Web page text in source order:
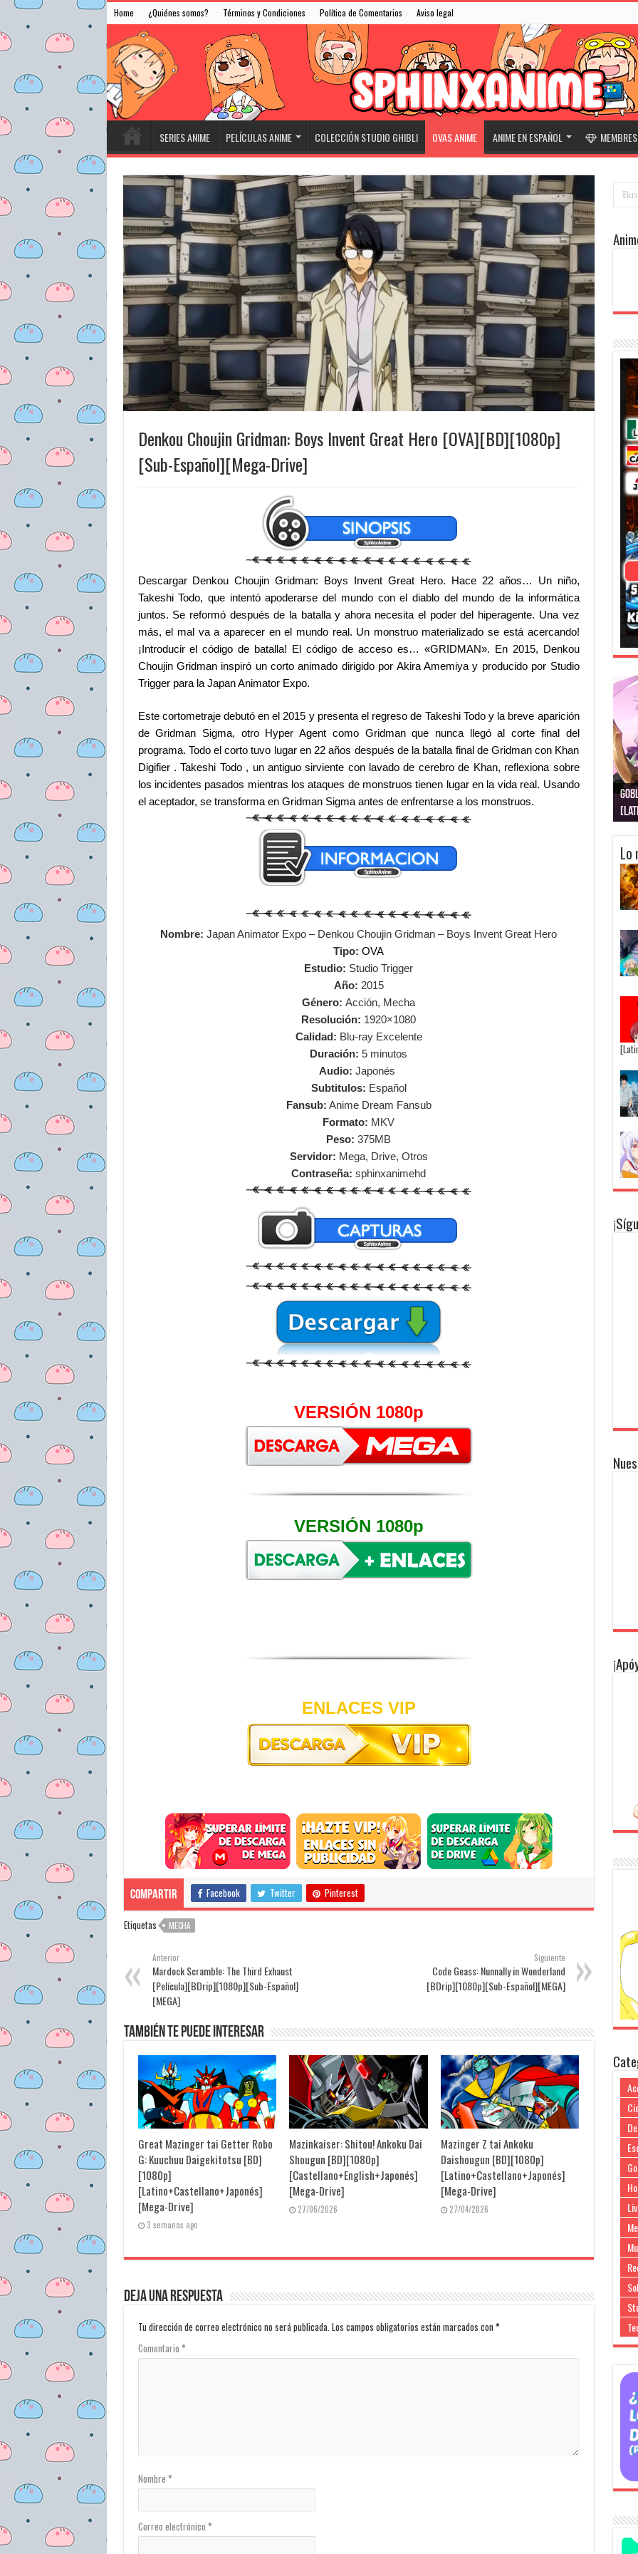
Home ¿Quiénes somos? Términos y Condiciones Política de Comentarios Aviso legal
SERIES ANIME PELÍCULAS ANIME COLECCIÓN STUDIO GHIBLI OVAS ANIME ANIME EN ESPAÑOL
Denkou Choujin Gridman: Boys Invent Great Hero [OVA][BD][1080p]
[Sub-Español][Mega-Drive]
Descargar Denkou Choujin Gridman: Boys Invent Great Hero. Hace 22 años… Un niño,
Takeshi Todo, que intentó apoderarse del mundo con el diablo del mundo de la informática
juntos. Se reformó después de la batalla y ahora necesita el poder del hiperagente. Una vez
más, el mal va a aparecer en el mundo real. Un monstruo materializado se está acercando!
¡Introducir el código de batalla! El código de acceso es… «GRIDMAN». En 2015, Denkou
Choujin Gridman inspiró un corto animado dirigido por Akira Amemiya y producido por Studio
Trigger para la Japan Animator Expo.
Este cortometraje debutó en el 2015 y presenta el regreso de Takeshi Todo y la breve aparición
de Gridman Sigma, otro Hyper Agent como Gridman que nunca llegó al corte final del
programa. Todo el corto tuvo lugar en 22 años después de la batalla final de Gridman con Khan
Digifier . Takeshi Todo , un antiguo sirviente con lavado de cerebro de Khan, reflexiona sobre
los incidentes pasados ​​mientras los ataques de monstruos tienen lugar en la vida real. Usando
el aceptador, se transforma en Gridman Sigma antes de enfrentarse a los monstruos.
Nombre: Japan Animator Expo – Denkou Choujin Gridman – Boys Invent Great Hero
Tipo: OVA
Estudio: Studio Trigger
Año: 2015
Género: Acción, Mecha
Resolución: 1920×1080
Calidad: Blu-ray Excelente
Duración: 5 minutos
Audio: Japonés
Subtitulos: Español
Fansub: Anime Dream Fansub
Formato: MKV
Peso: 375MB
Servidor: Mega, Drive, Otros
Contraseña: sphinxanimehd
VERSIÓN 1080p
VERSIÓN 1080p
ENLACES VIP
Compartir Facebook Twitter Pinterest
Etiquetas MECHA
Anterior
Mardock Scramble: The Third Exhaust
[Película][BDrip][1080p][Sub-Español]
[MEGA]
Siguiente
Code Geass: Nunnally in Wonderland
[BDrip][1080p][Sub-Español][MEGA]
También te puede interesar
Great Mazinger tai Getter Robo
G: Kuuchuu Daigekitotsu [BD]
[1080p]
[Latino+Castellano+Japonés]
[Mega-Drive]
3 semanas ago
Mazinkaiser: Shitou! Ankoku Dai
Shougun [BD][1080p]
[Castellano+English+Japonés]
[Mega-Drive]
27/06/2026
Mazinger Z tai Ankoku
Daishougun [BD][1080p]
[Latino+Castellano+Japonés]
[Mega-Drive]
27/04/2026
Deja una respuesta
Tu dirección de correo electrónico no será publicada. Los campos obligatorios están marcados con *
Comentario *
Nombre *
Correo electrónico *
Lo